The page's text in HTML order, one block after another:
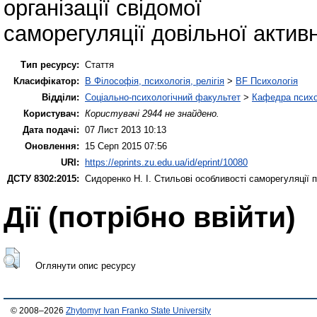
організації свідомої
саморегуляції довільної
Тип ресурсу: Стаття
Класифікатор:
B Філософія, психологія, релігія > BF Психологія
Відділи: Соціально-психологічний факультет > Кафедра
Користувач: Користувачі 2944 не знайдено.
Дата подачі: 07 Лист 2013 10:13
Оновлення:
15 Серп 2015 07:56
URI: https://eprints.zu.edu.ua/id/eprint/10080
ДСТУ 8302:2015: Сидоренко Н. І. Стильові особливості саморегуляції
Дії ​​(потрібно ввійти)
Оглянути опис ресурсу
© 2008–2026 Zhytomyr Ivan Franko State University